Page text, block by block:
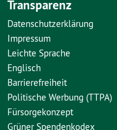
Transparenz
Datenschutzerklärung
Impressum
Leichte Sprache
Englisch
Barrierefreiheit
Politische Werbung (TTPA)
Fürsorgekonzept
Grüner Spendenkodex